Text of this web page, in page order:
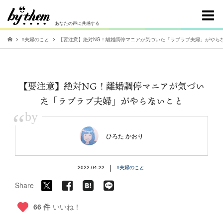
あなたの声に共感する
#夫婦のこと 【要注意】絶対NG！離婚調停マニアが気づいた「ラブラブ夫婦」がやら
【要注意】絶対NG！離婚調停マニアが気づい
た「ラブラブ夫婦」がやらないこと
“by
ひろた かおり
2022.04.22 | #夫婦のこと
Share
66 件 いいね！